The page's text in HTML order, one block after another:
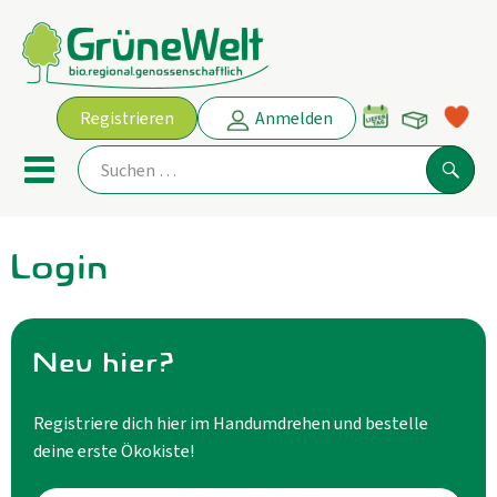
Registrieren Anmelden
Mobiles Menu öffnen oder
Angebot
AKTUELLE ANGEBOTE
Login
Neu hier?
Registriere dich hier im Handumdrehen und bestelle
deine erste Ökokiste!